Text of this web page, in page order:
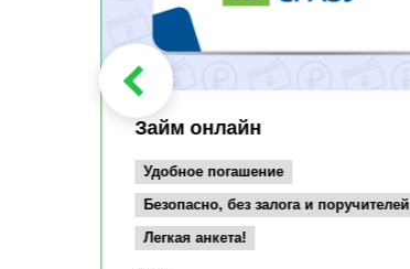
Займ онлайн
Удобное погашение
Безопасно, без залога и поручителей
Легкая анкета!